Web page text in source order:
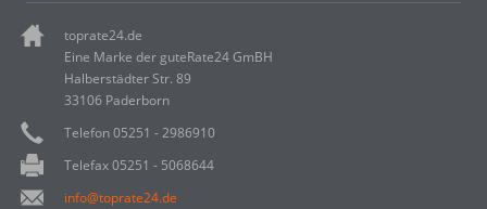
toprate24.de
Eine Marke der guteRate24 GmBH
Halberstädter Str. 89
33106 Paderborn
Telefon 05251 - 2986910
Telefax 05251 - 5068644
info@toprate24.de